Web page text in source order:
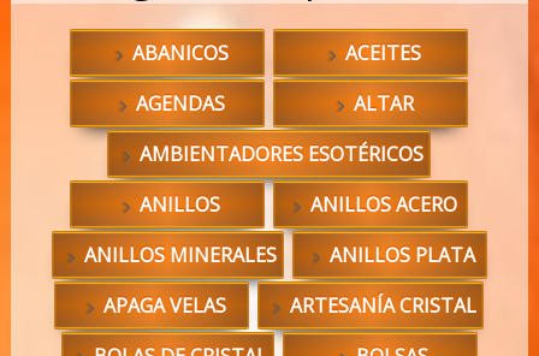
ABANICOS
ACEITES
AGENDAS
ALTAR
AMBIENTADORES ESOTÉRICOS
ANILLOS
ANILLOS ACERO
ANILLOS MINERALES
ANILLOS PLATA
APAGA VELAS
ARTESANÍA CRISTAL